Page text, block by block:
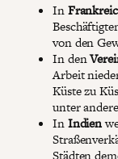
In
von den
In den
Arbeit
Küste zu
unter
InIndien
Städten